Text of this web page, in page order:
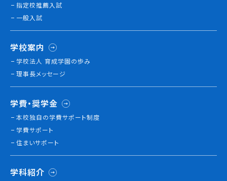
指定校推薦入試
一般入試
学校案内
学校法人 育成学園の歩み
理事長メッセージ
学費・奨学金
本校独⾃の学費サポート制度
学費サポート
住まいサポート
学科紹介